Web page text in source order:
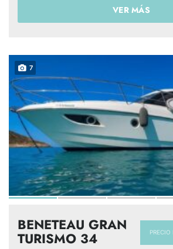
VER MÁS
7
PRECIO
BENETEAU GRAN
TURISMO 34